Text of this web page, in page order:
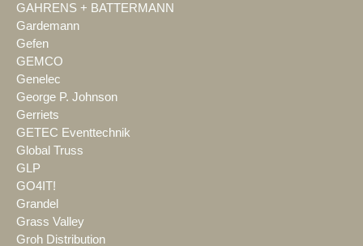
GAHRENS + BATTERMANN
Gardemann
Gefen
GEMCO
Genelec
George P. Johnson
Gerriets
GETEC Eventtechnik
Global Truss
GLP
GO4IT!
Grandel
Grass Valley
Groh Distribution